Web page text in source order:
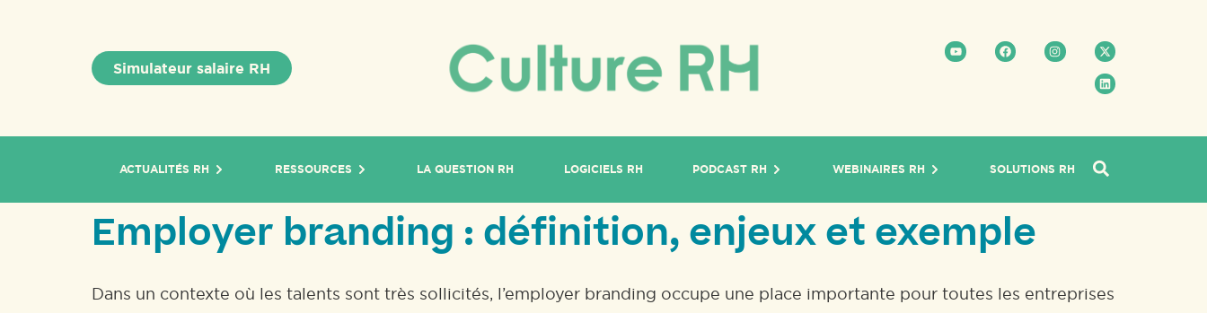
Simulateur salaire RH
ACTUALITÉS RH RESSOURCES LA QUESTION RH LOGICIELS RH PODCAST RH WEBINAIRES RH SOLUTIONS RH
Employer branding : définition, enjeux et exemple
Dans un contexte où les talents sont très sollicités, l’employer branding occupe une place importante pour toutes les entreprises